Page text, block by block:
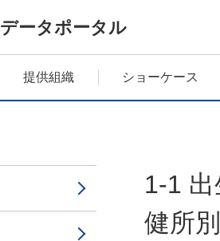
データポータル
提供組織 ショーケース
1-1
健所